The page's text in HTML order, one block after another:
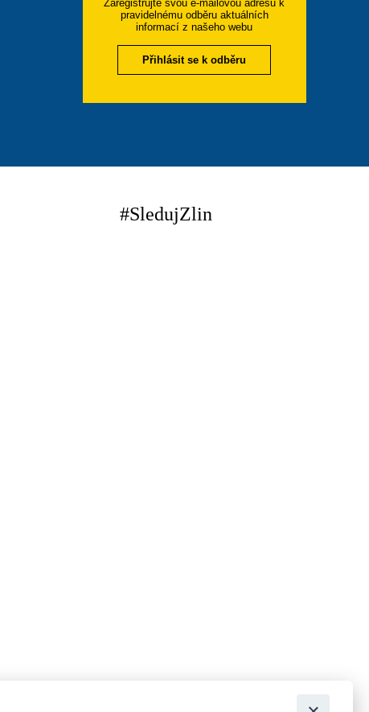
Zaregistrujte svou e-mailovou adresu k
pravidelnému odběru aktuálních
informací z našeho webu
Přihlásit se k odběru
#SledujZlin